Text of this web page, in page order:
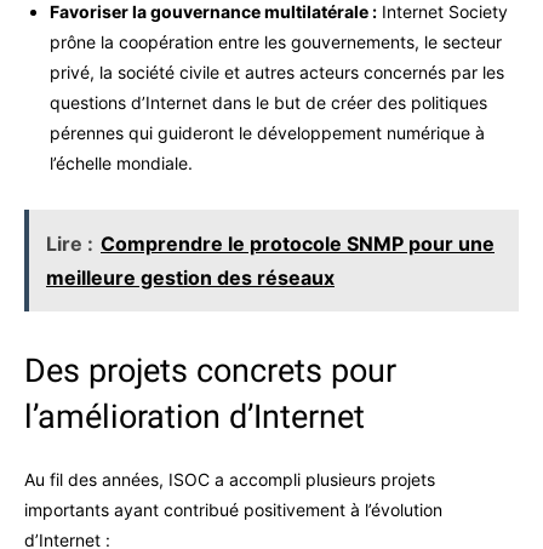
Favoriser la gouvernance multilatérale : Internet Society
prône la coopération entre les gouvernements, le secteur
privé, la société civile et autres acteurs concernés par les
questions d’Internet dans le but de créer des politiques
pérennes qui guideront le développement numérique à
l’échelle mondiale.
Lire : Comprendre le protocole SNMP pour une
meilleure gestion des réseaux
Des projets concrets pour
l’amélioration d’Internet
Au fil des années, ISOC a accompli plusieurs projets
importants ayant contribué positivement à l’évolution
d’Internet :